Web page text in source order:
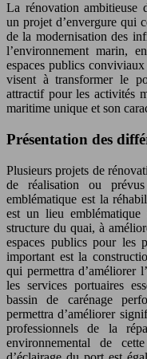
La rénovation ambitieuse
un projet d’envergure qui
de la modernisation des
l’environnement marin,
espaces publics
visent à transformer le
attractif pour les activités
maritime unique et son
Présentation des
Plusieurs projets de
de réalisation ou
emblématique est la
est un lieu
structure du quai, à
espaces publics pour les
important est la
qui permettra d’améliorer
les services portuaires
bassin de carénage
permettra d’améliorer
professionnels de la
environnemental de